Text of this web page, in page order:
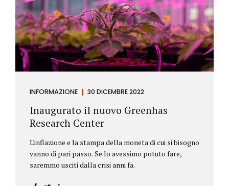
INFORMAZIONE 30 DICEMBRE 2022
Inaugurato il nuovo Greenhas
Research Center
L'inflazione e la stampa della moneta di cui si bisogno
vanno di pari passo. Se lo avessimo potuto fare,
saremmo usciti dalla crisi anni fa.